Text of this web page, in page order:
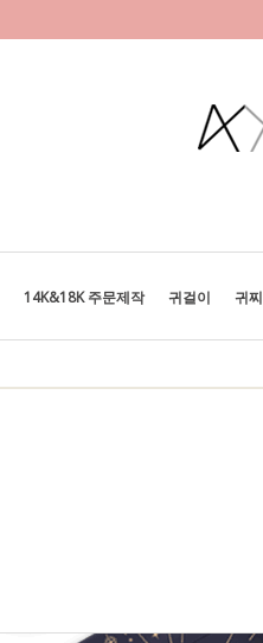
14K&18K 주문제작 귀걸이 귀찌